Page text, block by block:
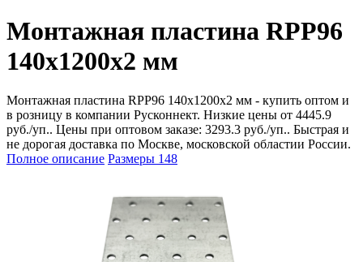
Монтажная пластина RPP96
140x1200x2 мм
Монтажная пластина RPP96 140x1200x2 мм - купить оптом и
в розницу в компании Русконнект. Низкие цены от 4445.9
руб./уп.. Цены при оптовом заказе: 3293.3 руб./уп.. Быстрая и
не дорогая доставка по Москве, московской областии России.
Полное описание Размеры 148